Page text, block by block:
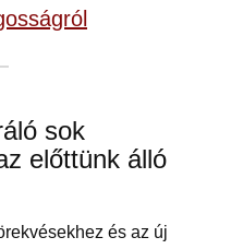
sok
előttünk álló
és az új